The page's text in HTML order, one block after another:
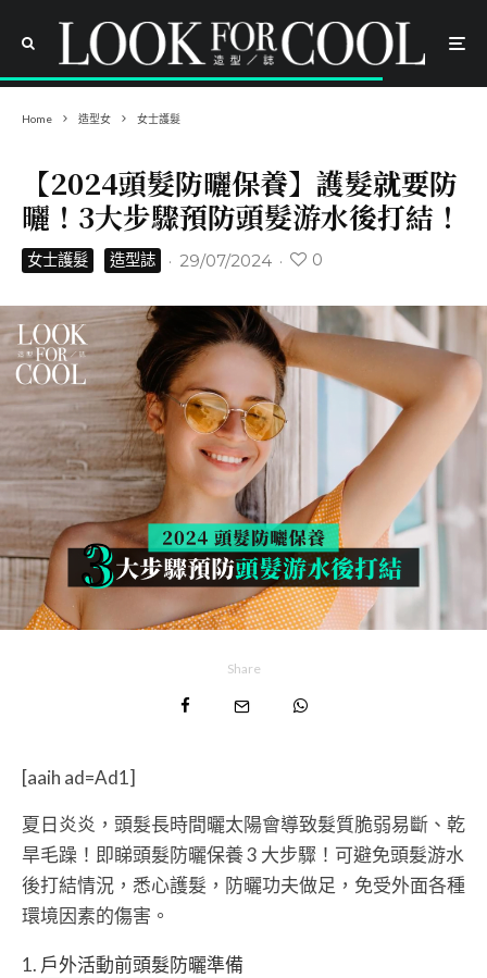
Home 造型女 女士護髮
【2024頭髮防曬保養】護髮就要防
曬！3大步驟預防頭髮游水後打結！
女士護髮 造型誌 · 29/07/2024 · 0
Share
[aaih ad=Ad1]
夏日炎炎，頭髮長時間曬太陽會導致髮質脆弱易斷、乾
旱毛躁！即睇頭髮防曬保養 3 大步驟！可避免頭髮游水
後打結情況，悉心護髮，防曬功夫做足，免受外面各種
環境因素的傷害。
戶外活動前頭髮防曬準備